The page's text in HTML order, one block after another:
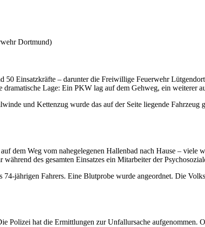
Dortmund)
50 Einsatzkräfte – darunter die Freiwillige Feuerwehr
Lage: Ein PKW lag auf dem Gehweg, ein weiterer
und Kettenzug wurde das auf der Seite liegende Fahrzeug
dem Weg vom nahegelegenen Hallenbad nach Hause – viele
des gesamten Einsatzes ein Mitarbeiter der
jährigen Fahrers. Eine Blutprobe wurde angeordnet. Die
Polizei hat die Ermittlungen zur Unfallursache aufgenommen.